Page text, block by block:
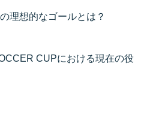
理想的なゴールとは？
CUPにおける現在の役